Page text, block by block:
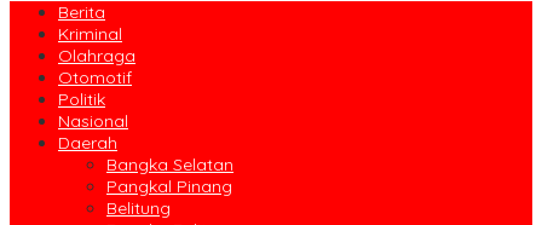
Berita
Kriminal
Olahraga
Otomotif
Politik
Nasional
Daerah
Bangka Selatan
Pangkal Pinang
Belitung